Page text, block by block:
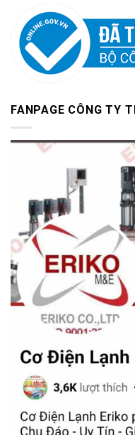
FANPAGE CÔNG TY